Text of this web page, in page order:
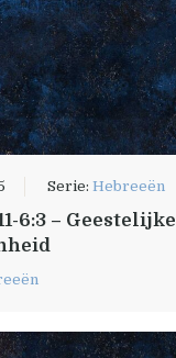
Serie:Hebreeën
6:3 – Geestelijke